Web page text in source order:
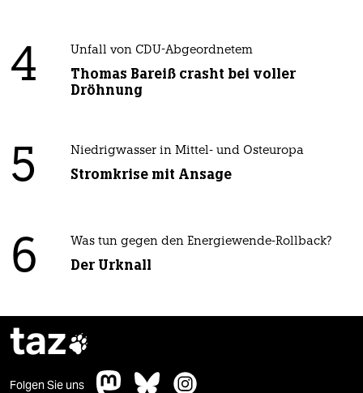
4 Unfall von CDU-Abgeordnetem
Thomas Bareiß crasht bei voller
Dröhnung
5 Niedrigwasser in Mittel- und Osteuropa
Stromkrise mit Ansage
6 Was tun gegen den Energiewende-Rollback?
Der Urknall
taz
Folgen Sie uns